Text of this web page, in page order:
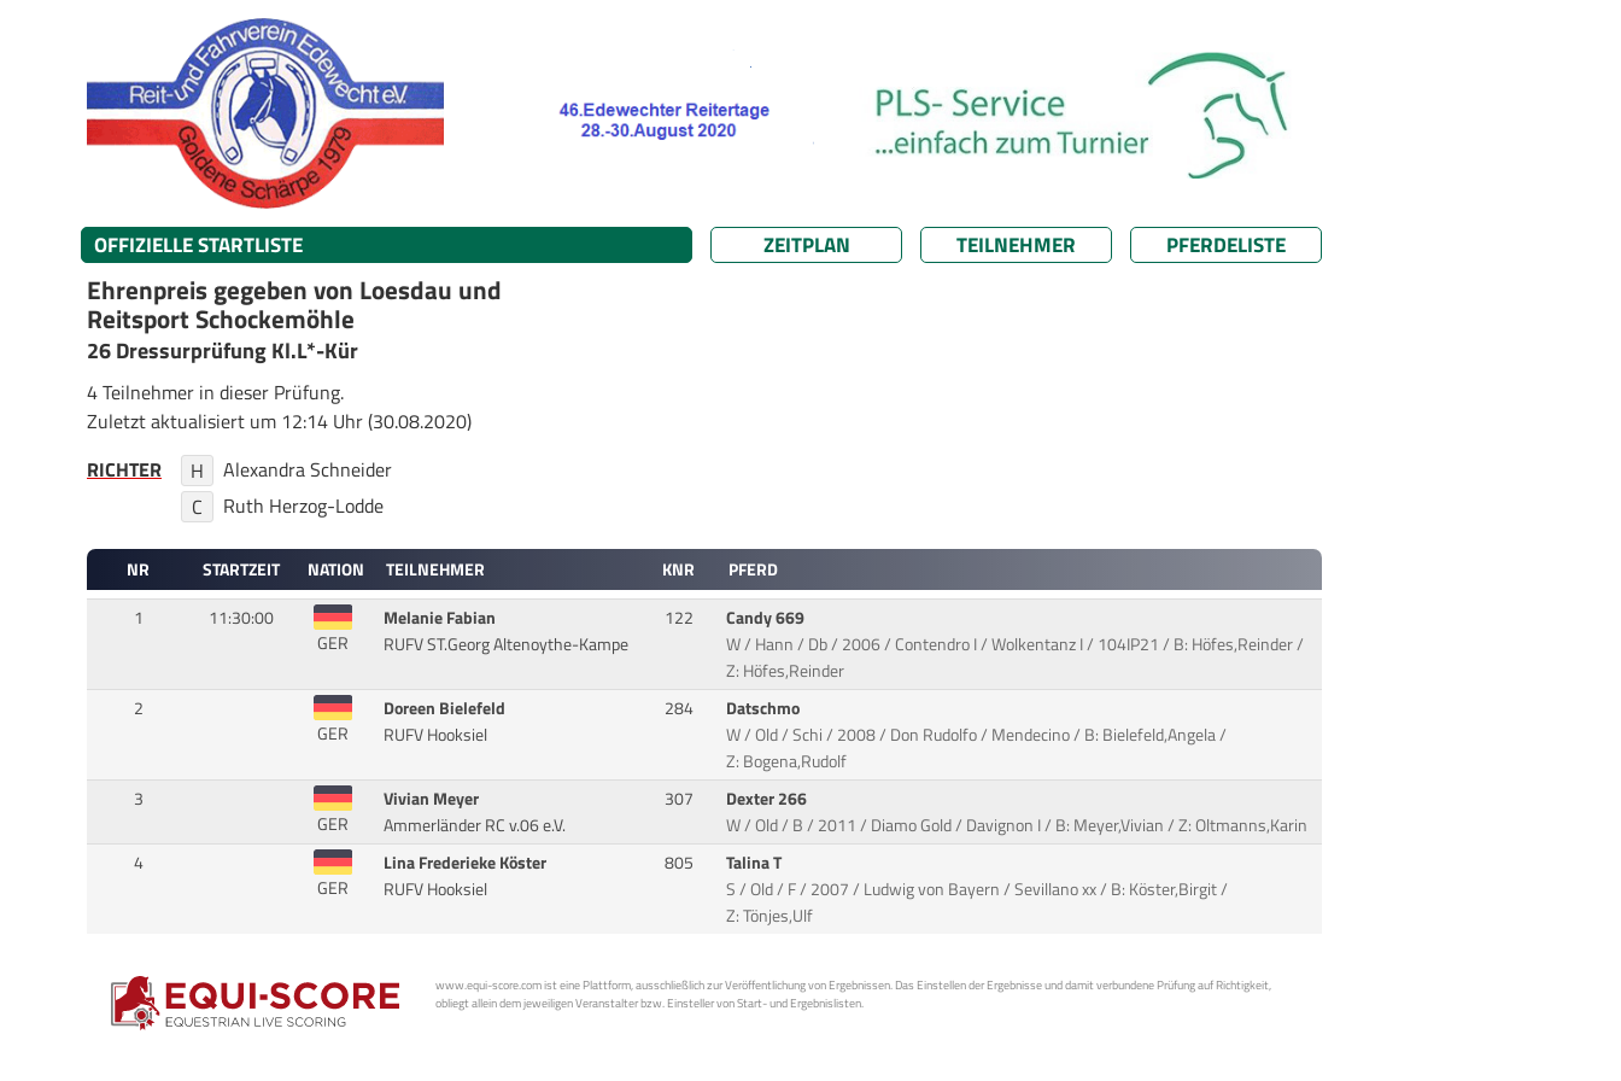
OFFIZIELLE STARTLISTE ZEITPLAN TEILNEHMER PFERDELISTE
Ehrenpreis gegeben von Loesdau und
Reitsport Schockemöhle
26 Dressurprüfung Kl.L*-Kür
4 Teilnehmer in dieser Prüfung.
Zuletzt aktualisiert um 12:14 Uhr (30.08.2020)
RICHTER
H
Alexandra Schneider
C
Ruth Herzog-Lodde
NR STARTZEIT NATION TEILNEHMER KNR
PFERD
1
11:30:00
GER
Melanie Fabian
RUFV ST.Georg Altenoythe-Kampe
122
Candy 669
W / Hann / Db / 2006 / Contendro I / Wolkentanz I / 104IP21 / B: Höfes,Reinder /
Z: Höfes,Reinder
2
GER
Doreen Bielefeld
RUFV Hooksiel
284
Datschmo
W / Old / Schi / 2008 / Don Rudolfo / Mendecino / B: Bielefeld,Angela /
Z: Bogena,Rudolf
3
GER
Vivian Meyer
Ammerländer RC v.06 e.V.
307
Dexter 266
W / Old / B / 2011 / Diamo Gold / Davignon I / B: Meyer,Vivian / Z: Oltmanns,Karin
4
GER
Lina Frederieke Köster
RUFV Hooksiel
805
Talina T
S / Old / F / 2007 / Ludwig von Bayern / Sevillano xx / B: Köster,Birgit /
Z: Tönjes,Ulf
www.equi-score.com ist eine Plattform, ausschließlich zur Veröffentlichung von Ergebnissen. Das Einstellen der Ergebnisse und damit verbundene Prüfung auf Richtigkeit,
obliegt allein dem jeweiligen Veranstalter bzw. Einsteller von Start- und Ergebnislisten.